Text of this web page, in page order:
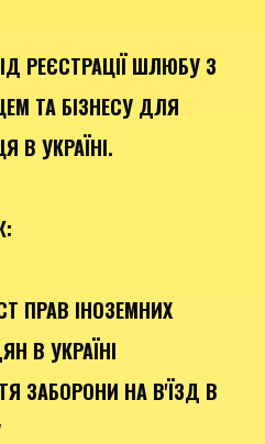
РЕЄСТРАЦІЇ ШЛЮБУ З
ТА БІЗНЕСУ ДЛЯ
В УКРАЇНІ.
ПРАВ ІНОЗЕМНИХ
В УКРАЇНІ
ЗАБОРОНИ НА В'ЇЗД В